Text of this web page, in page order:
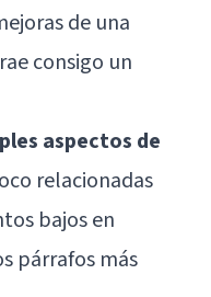
de una
consigo un
aspectos de
relacionadas
bajos en
párrafos más